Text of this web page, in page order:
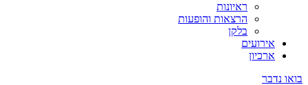
ראיונות
הרצאות והופעות
בלקן
אירועים
ארכיון
בואו נדבר